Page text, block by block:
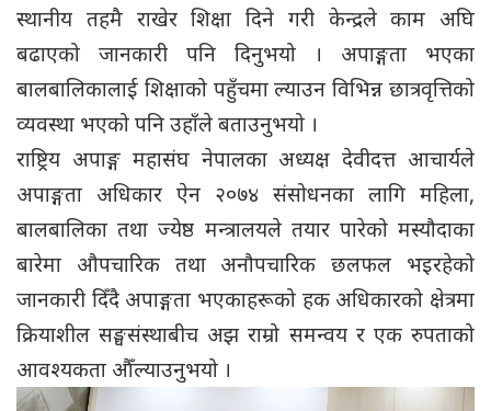
स्थानीय तहमै राखेर शिक्षा दिने गरी केन्द्रले काम अघि
बढाएको जानकारी पनि दिनुभयो । अपाङ्गता भएका
बालबालिकालाई शिक्षाको पहुँचमा ल्याउन विभिन्न छात्रवृत्तिको
व्यवस्था भएको पनि उहाँले बताउनुभयो ।
राष्ट्रिय अपाङ्ग महासंघ नेपालका अध्यक्ष देवीदत्त आचार्यले
अपाङ्गता अधिकार ऐन २०७४ संसोधनका लागि महिला,
बालबालिका तथा ज्येष्ठ मन्त्रालयले तयार पारेको मस्यौदाका
बारेमा औपचारिक तथा अनौपचारिक छलफल भइरहेको
जानकारी दिँदै अपाङ्गता भएकाहरूको हक अधिकारको क्षेत्रमा
क्रियाशील सङ्घसंस्थाबीच अझ राम्रो समन्वय र एक रुपताको
आवश्यकता औँल्याउनुभयो ।